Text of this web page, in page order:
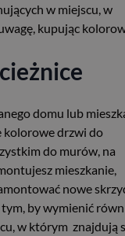
w miejscu, w
kupując
domu lub
kolorowe drzwi do
do murów, na
mieszkanie,
nowe
tym, by wymienić
w którym znajdują